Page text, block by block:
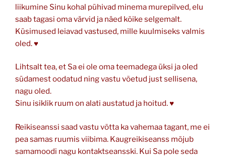
liikumine Sinu kohal pühivad minema murepilved, elu
saab tagasi oma värvid ja näed kõike selgemalt.
Küsimused leiavad vastused, mille kuulmiseks valmis
oled. ♥
Lihtsalt tea, et Sa ei ole oma teemadega üksi ja oled
südamest oodatud ning vastu võetud just sellisena,
nagu oled.
Sinu isiklik ruum on alati austatud ja hoitud. ♥
Reikiseanssi saad vastu võtta ka vahemaa tagant, me ei
pea samas ruumis viibima. Kaugreikiseanss mõjub
samamoodi nagu kontaktseansski. Kui Sa pole seda